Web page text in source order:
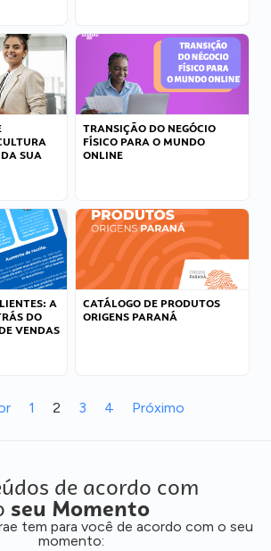
SUA
TRANSIÇÃO DO NEGÓCIO
FÍSICO PARA O MUNDO
ONLINE
A
DO
VENDAS
CATÁLOGO DE PRODUTOS
ORIGENS PARANÁ
1 2 3 4 Próximo
de acordo com
seu Momento
tem para você de acordo com o seu
momento: